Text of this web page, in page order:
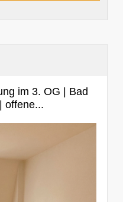
im 3. OG | Bad
offene...